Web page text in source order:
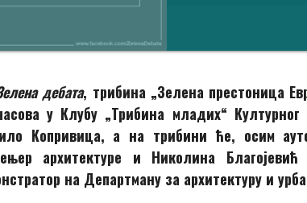
дебатa, трибина „Зелена престоница
у Клубу „Трибина младих“
Копривица, а на трибини ће, осим
архитектуре и Николина
на Департману за архитектуру и